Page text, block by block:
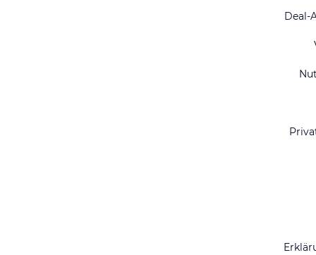
Deal-